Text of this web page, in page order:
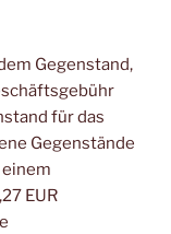
Gegenstand,
für das
Gegenstände
EUR